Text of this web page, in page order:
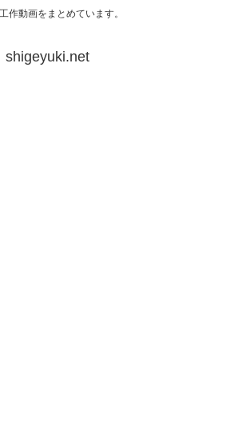
作動画をまとめています。
shigeyuki.net